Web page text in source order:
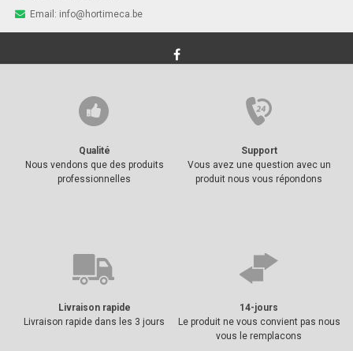
Email: info@hortimeca.be
Qualité
Nous vendons que des produits
professionnelles
Support
Vous avez une question avec un
produit nous vous répondons
Livraison rapide
Livraison rapide dans les 3 jours
14-jours
Le produit ne vous convient pas nous
vous le remplacons